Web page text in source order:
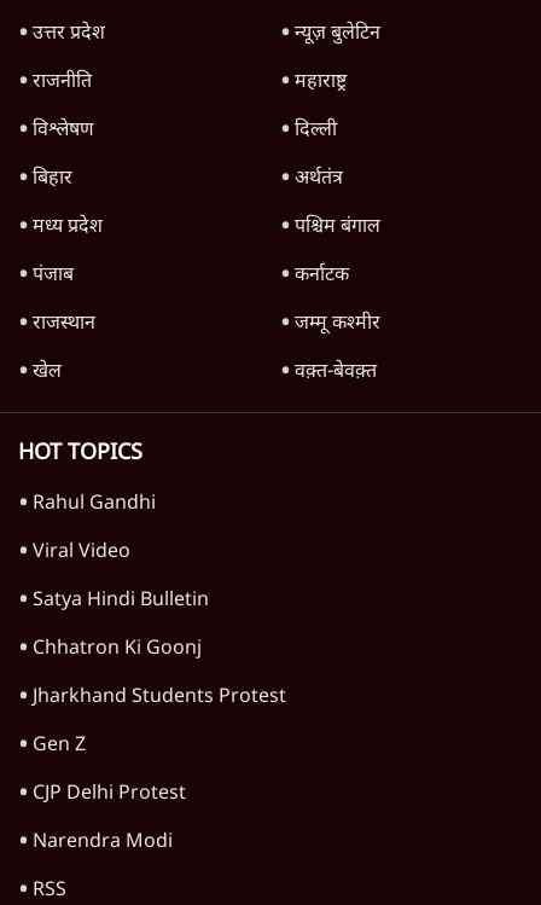
उत्तर प्रदेश
न्यूज़ बुलेटिन
राजनीति
महाराष्ट्र
विश्लेषण
दिल्ली
बिहार
अर्थतंत्र
मध्य प्रदेश
पश्चिम बंगाल
पंजाब
कर्नाटक
राजस्थान
जम्मू कश्मीर
खेल
वक़्त-बेवक़्त
HOT TOPICS
Rahul Gandhi
Viral Video
Satya Hindi Bulletin
Chhatron Ki Goonj
Jharkhand Students Protest
Gen Z
CJP Delhi Protest
Narendra Modi
RSS